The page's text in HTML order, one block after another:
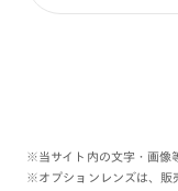
※当サイト内の文字・画像
※オプションレンズは、販